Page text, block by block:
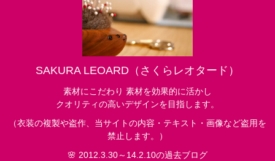
SAKURA LEOARD（さくらレオタード）
素材にこだわり 素材を効果的に活かし
クオリティの高いデザインを目指します。
（衣装の複製や盗作、当サイトの内容・テキスト・画像など盗用を
禁止します。）
🌸 2012.3.30～14.2.10の過去ブログ